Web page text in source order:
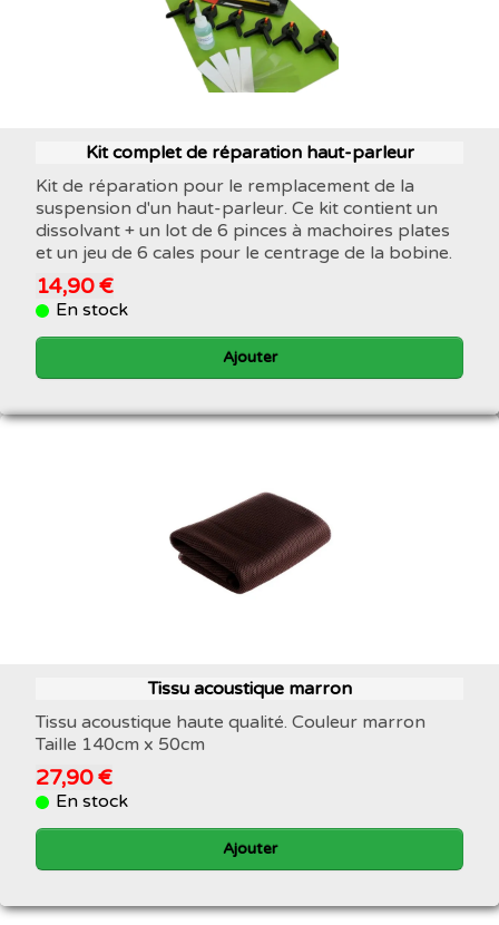
Kit complet de réparation haut-parleur
Kit de réparation pour le remplacement de la
suspension d'un haut-parleur. Ce kit contient un
dissolvant + un lot de 6 pinces à machoires plates
et un jeu de 6 cales pour le centrage de la bobine.
14,90 €
En stock
Ajouter
Tissu acoustique marron
Tissu acoustique haute qualité. Couleur marron
Taille 140cm x 50cm
27,90 €
En stock
Ajouter